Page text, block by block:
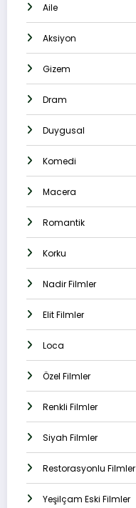
Aile
Aksiyon
Gizem
Dram
Duygusal
Komedi
Macera
Romantik
Korku
Nadir Filmler
Elit Filmler
Loca
Özel Filmler
Renkli Filmler
Siyah Filmler
Restorasyonlu Filmler
Yeşilçam Eski Filmler